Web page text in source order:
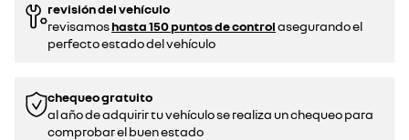
revisión del vehículo
revisamoshasta 150 puntos de controlasegurando el
perfecto estado del vehículo
chequeo gratuito
al año de adquirir tu vehículo se realiza un chequeo para
comprobar el buen estado​​